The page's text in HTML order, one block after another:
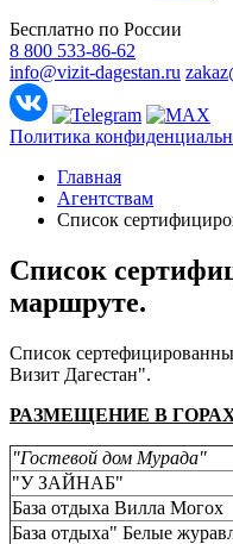
Бесплатно по России
8 800 533-86-62
info@vizit-dagestan.ru
Политика
Главная
Агентствам
Список
Список
маршруте.
Список
Визит Дагестан".
РАЗМЕЩЕНИЕ В
"Гостевой дом Мурада"
"У ЗАЙНАБ"
База отдыха Вилла Могох
База отдыха" Белые